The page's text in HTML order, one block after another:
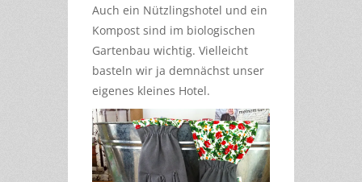
Auch ein Nützlingshotel und ein
Kompost sind im biologischen
Gartenbau wichtig. Vielleicht
basteln wir ja demnächst unser
eigenes kleines Hotel.